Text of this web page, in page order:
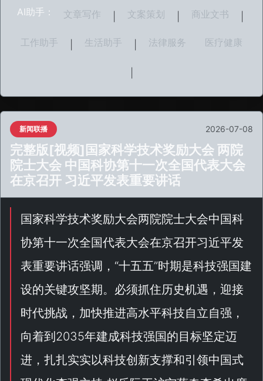
AI助手： 文章写作 文案策划 商业文书
工作助手 生活助手 法律服务 医疗健康
新闻联播 2026-07-08
完整版[视频]国家科学技术奖励大会 两院
院士大会 中国科协第十一次全国代表大会
在京召开 习近平发表重要讲话
国家科学技术奖励大会两院院士大会中国科
协第十一次全国代表大会在京召开习近平发
表重要讲话强调，“十五五”时期是科技强国建
设的关键攻坚期。必须抓住历史机遇，迎接
时代挑战，加快推进高水平科技自立自强，
向着到2035年建成科技强国的目标坚定迈
进，扎扎实实以科技创新支撑和引领中国式